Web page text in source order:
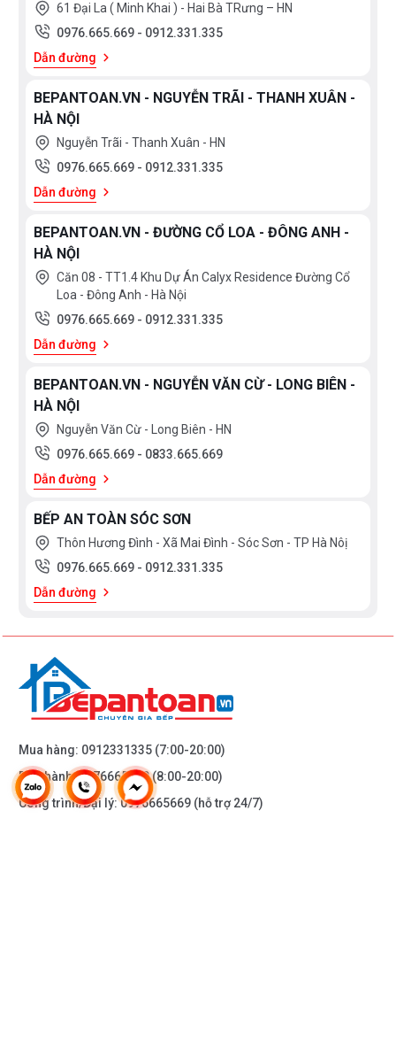
61 Đại La ( Minh Khai ) - Hai Bà TRưng – HN
0976.665.669 - 0912.331.335
Dẫn đường
BEPANTOAN.VN - NGUYỄN TRÃI - THANH XUÂN -
HÀ NỘI
Nguyễn Trãi - Thanh Xuân - HN
0976.665.669 - 0912.331.335
Dẫn đường
BEPANTOAN.VN - ĐƯỜNG CỔ LOA - ĐÔNG ANH -
HÀ NỘI
Căn 08 - TT1.4 Khu Dự Án Calyx Residence Đường Cổ
Loa - Đông Anh - Hà Nội
0976.665.669 - 0912.331.335
Dẫn đường
BEPANTOAN.VN - NGUYỄN VĂN CỪ - LONG BIÊN -
HÀ NỘI
Nguyễn Văn Cừ - Long Biên - HN
0976.665.669 - 0833.665.669
Dẫn đường
BẾP AN TOÀN SÓC SƠN
Thôn Hương Đình - Xã Mai Đình - Sóc Sơn - TP Hà Nôị
0976.665.669 - 0912.331.335
Dẫn đường
Mua hàng: 0912331335 (7:00-20:00)
Bảo hành:0976665669(8:00-20:00)
Công trình/Đại lý:0976665669 (hỗ trợ 24/7)